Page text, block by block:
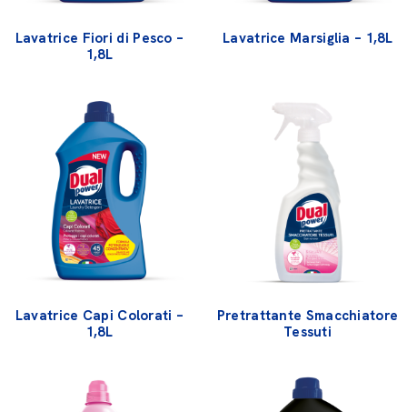
Lavatrice Fiori di Pesco –
1,8L
Lavatrice Marsiglia – 1,8L
Lavatrice Capi Colorati –
1,8L
Pretrattante Smacchiatore
Tessuti